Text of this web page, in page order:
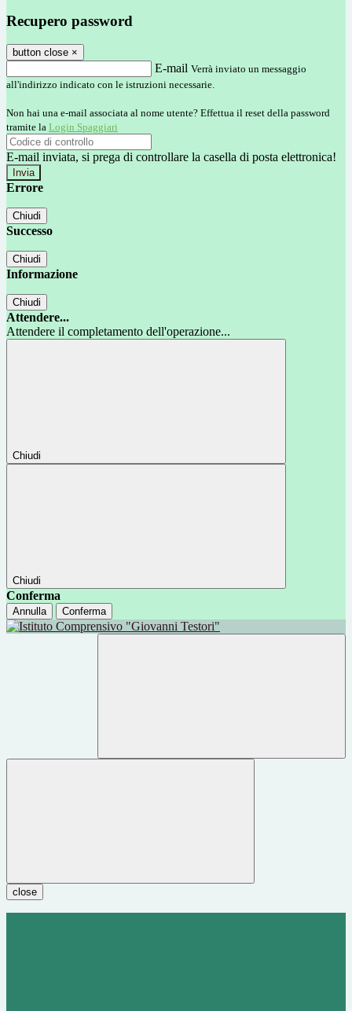
Recupero password
button close ×
E-mail Verrà inviato un messaggio
all'indirizzo indicato con le istruzioni necessarie.
Non hai una e-mail associata al nome utente? Effettua il reset della password
tramite la Login Spaggiari
E-mail inviata, si prega di controllare la casella di posta elettronica!
Errore
Chiudi
Successo
Chiudi
Informazione
Chiudi
Attendere...
Attendere il completamento dell'operazione...
Chiudi
Chiudi
Conferma
Annulla Conferma
close